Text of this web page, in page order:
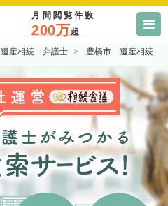
月間閲覧件数
200万超
産相続 弁護士 豊橋市 遺産相続